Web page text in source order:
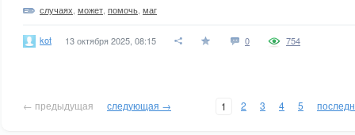
случаях может помочь маг
kot 13 октября 2025, 08:15 0 754
← предыдущая следующая → 1 2 3 4 5